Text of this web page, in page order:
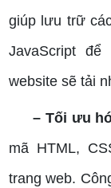
giúp lưu trữ
JavaScript
website sẽ tải
– Tối ưu
mã HTML,
trang web.